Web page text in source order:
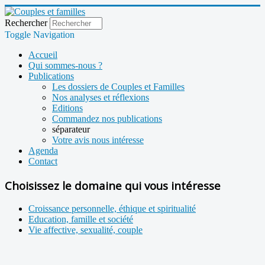
Rechercher
Toggle Navigation
Accueil
Qui sommes-nous ?
Publications
Les dossiers de Couples et Familles
Nos analyses et réflexions
Editions
Commandez nos publications
séparateur
Votre avis nous intéresse
Agenda
Contact
Choisissez le domaine qui vous intéresse
Croissance personnelle, éthique et spiritualité
Education, famille et société
Vie affective, sexualité, couple